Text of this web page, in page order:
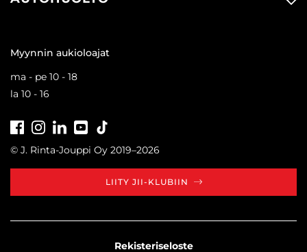
Myynnin aukioloajat
ma - pe 10 - 18
la 10 - 16
FacebookInstagramLinkedInYoutube
© J. Rinta-Jouppi Oy 2019–2026
LIITY JII-KLUBIIN
Rekisteriseloste